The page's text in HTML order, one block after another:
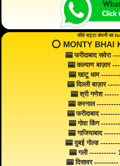
सीधे सट्टा कंपनी का
⭕️ MONTY BHAI
🎰 फरीदाबाद सवेरा
🎰 कल्याण बाज़ार
🎰 खाटू धाम
🎰 दिल्ली बाज़ार
🎰 श्री गणेश
🎰 करनाल
🎰 फरीदाबाद
🎰 गोवा किंग
🎰 गाजियाबाद
🎰 दुबई गोल्ड
🎰 गली -----------
🎰 दिसावर